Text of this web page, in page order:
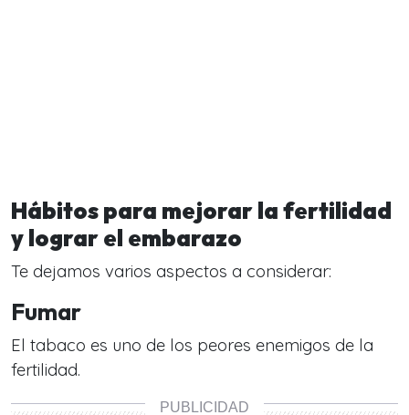
Hábitos para mejorar la fertilidad
y lograr el embarazo
Te dejamos varios aspectos a considerar:
Fumar
El tabaco es uno de los peores enemigos de la
fertilidad.